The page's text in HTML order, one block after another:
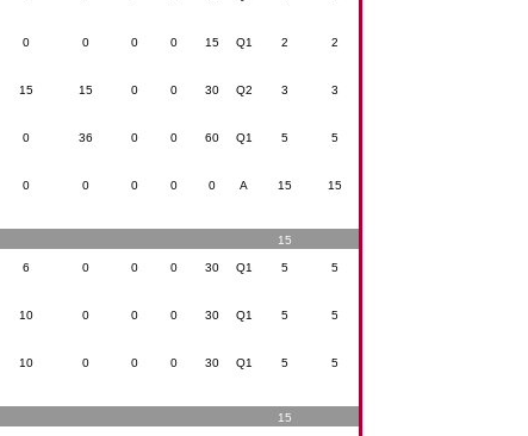
0 0 0 0 15 Q1 2 2
15 15 0 0 30 Q2 3 3
0 36 0 0 60 Q1 5 5
0 0 0 0 0 A 15 15
15
6 0 0 0 30 Q1 5 5
10 0 0 0 30 Q1 5 5
10 0 0 0 30 Q1 5 5
15